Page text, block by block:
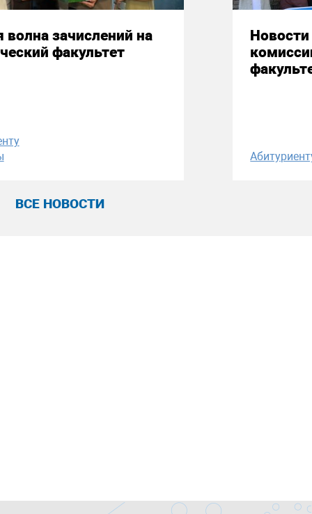
волна зачислений на
факультет
ВСЕ НОВОСТИ